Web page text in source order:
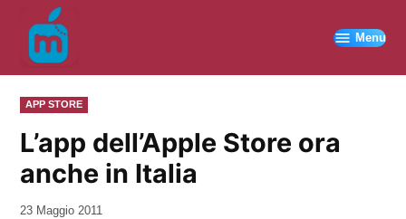
contenuto
Menu
PUBBLICATO
IN
APP STORE
L’app dell’Apple Store ora
anche in Italia
da
23 Maggio 2011